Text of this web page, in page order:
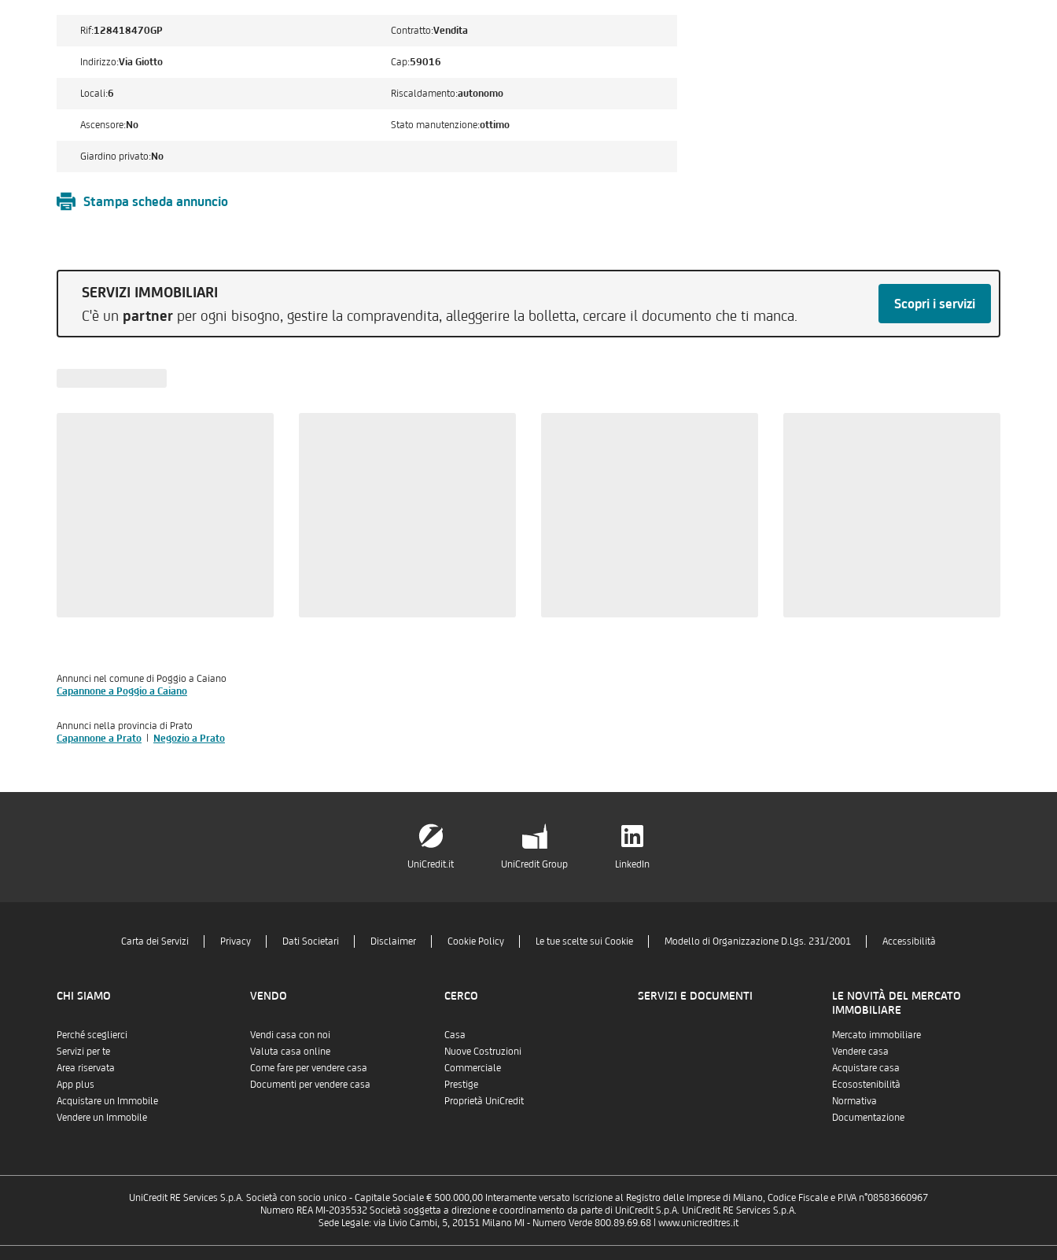
Rif:128418470GP Contratto:Vendita
Indirizzo:Via Giotto Cap:59016
Locali:6 Riscaldamento:autonomo
Ascensore:No Stato manutenzione:ottimo
Giardino privato:No
Stampa scheda annuncio
SERVIZI IMMOBILIARI
C'è un partner per ogni bisogno, gestire la compravendita, alleggerire la bolletta, cercare il documento che ti manca.
Scopri i servizi
Annunci nel comune di Poggio a Caiano
Capannone a Poggio a Caiano
Annunci nella provincia di Prato
Capannone a Prato
Negozio a Prato
UniCredit.it UniCredit Group LinkedIn
Carta dei Servizi Privacy Dati Societari Disclaimer Cookie Policy Le tue scelte sui Cookie Modello di Organizzazione D.Lgs. 231/2001 Accessibilità
CHI SIAMO
Perché sceglierci
Servizi per te
Area riservata
App plus
Acquistare un Immobile
Vendere un Immobile
VENDO
Vendi casa con noi
Valuta casa online
Come fare per vendere casa
Documenti per vendere casa
CERCO
Casa
Nuove Costruzioni
Commerciale
Prestige
Proprietà UniCredit
SERVIZI E DOCUMENTI
LE NOVITÀ DEL MERCATO
IMMOBILIARE
Mercato immobiliare
Vendere casa
Acquistare casa
Ecosostenibilità
Normativa
Documentazione
UniCredit RE Services S.p.A. Società con socio unico - Capitale Sociale € 500.000,00 Interamente versato Iscrizione al Registro delle Imprese di Milano, Codice Fiscale e P.IVA n°08583660967
Numero REA MI-2035532 Società soggetta a direzione e coordinamento da parte di UniCredit S.p.A. UniCredit RE Services S.p.A.
Sede Legale: via Livio Cambi, 5, 20151 Milano MI - Numero Verde 800.89.69.68 | www.unicreditres.it